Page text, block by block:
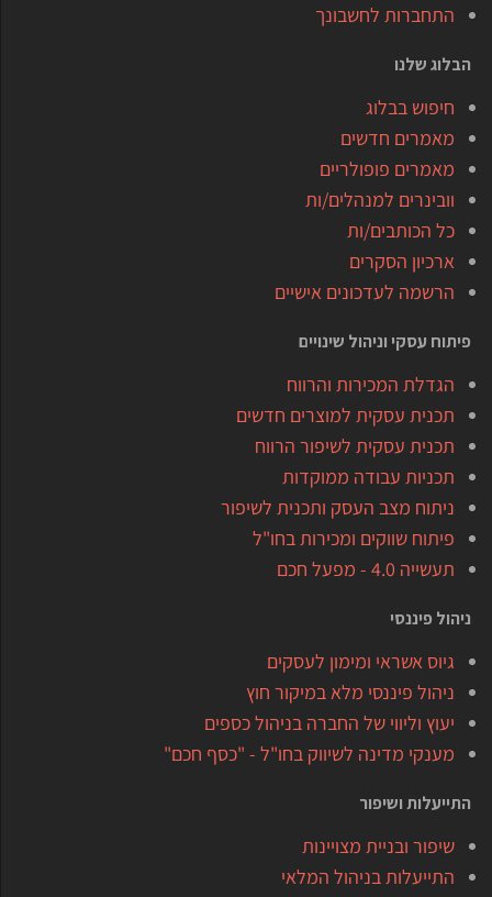
התחברות לחשבונך
הבלוג שלנו
חיפוש בבלוג
מאמרים חדשים
מאמרים פופולריים
וובינרים למנהלים/ות
כל הכותבים/ות
ארכיון הסקרים
הרשמה לעדכונים אישיים
פיתוח עסקי וניהול שינויים
הגדלת המכירות והרווח
תכנית עסקית למוצרים חדשים
תכנית עסקית לשיפור הרווח
תכניות עבודה ממוקדות
ניתוח מצב העסק ותכנית לשיפור
פיתוח שווקים ומכירות בחו"ל
תעשייה 4.0 - מפעל חכם
ניהול פיננסי
גיוס אשראי ומימון לעסקים
ניהול פיננסי מלא במיקור חוץ
יעוץ וליווי של החברה בניהול כספים
מענקי מדינה לשיווק בחו"ל - "כסף חכם"
התייעלות ושיפור
שיפור ובניית מצויינות
התייעלות בניהול המלאי